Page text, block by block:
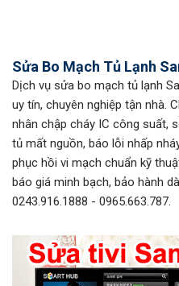
Sửa Bo Mạch Tủ Lạnh
Dịch vụ sửa bo mạch tủ lạnh
uy tín, chuyên nghiệp tận nhà.
nhân chập cháy IC công suất,
tủ mất nguồn, báo lỗi nhấp
phục hồi vi mạch chuẩn kỹ
báo giá minh bạch, bảo hành
0243.916.1888 - 0965.663.787.